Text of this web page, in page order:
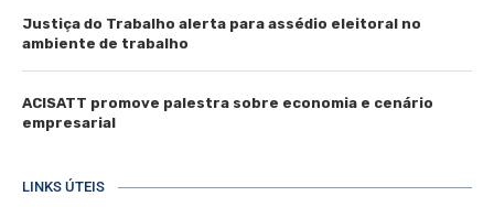
Justiça do Trabalho alerta para assédio eleitoral no
ambiente de trabalho
ACISATT promove palestra sobre economia e cenário
empresarial
LINKS ÚTEIS